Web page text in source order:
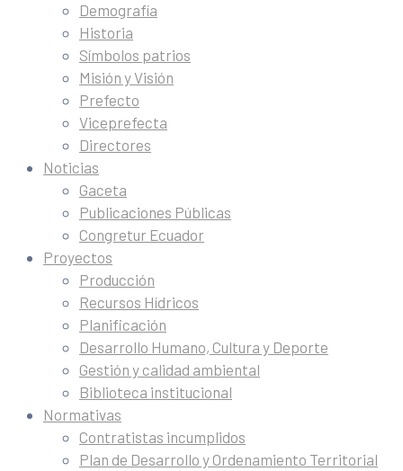
Demografía
Historia
Símbolos patrios
Misión y Visión
Prefecto
Viceprefecta
Directores
Noticias
Gaceta
Publicaciones Públicas
Congretur Ecuador
Proyectos
Producción
Recursos Hídricos
Planificación
Desarrollo Humano, Cultura y Deporte
Gestión y calidad ambiental
Biblioteca institucional
Normativas
Contratistas incumplidos
Plan de Desarrollo y Ordenamiento Territorial